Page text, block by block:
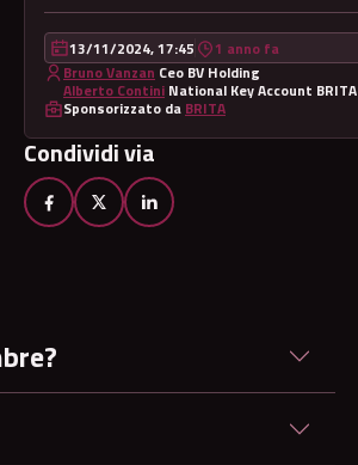
13/11/2024, 17:45
1 anno fa
Bruno Vanzan Ceo BV Holding
Alberto Contini National Key Account BRITA
Sponsorizzato da BRITA
Condividi via